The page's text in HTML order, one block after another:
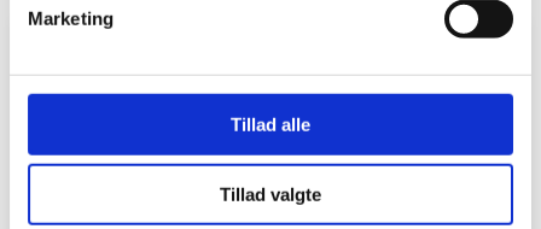
Marketing
Tillad alle
Tillad valgte
Kontakt vores kundeservice
Vi er klar til at hjælpe dig